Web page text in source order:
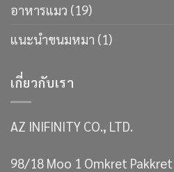
อาหารแมว (19)
แนะนำขนมหมา (1)
เกี่ยวกับเรา
AZ INIFINITY CO., LTD.
98/18 Moo 1 Omkret